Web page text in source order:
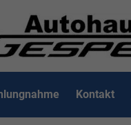
Kontakt